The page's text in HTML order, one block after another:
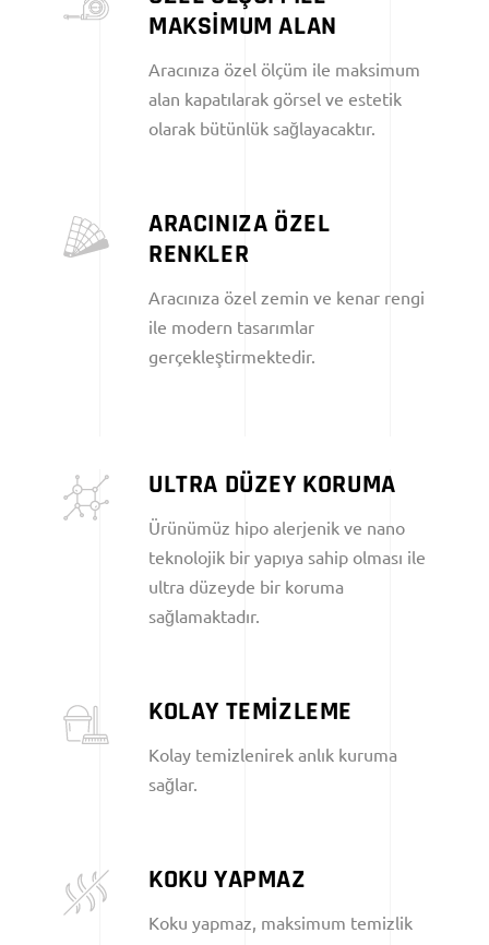
MAKSİMUM ALAN
Aracınıza özel ölçüm ile maksimum
alan kapatılarak görsel ve estetik
olarak bütünlük sağlayacaktır.
ARACINIZA ÖZEL
RENKLER
Aracınıza özel zemin ve kenar rengi
ile modern tasarımlar
gerçekleştirmektedir.
ULTRA DÜZEY KORUMA
Ürünümüz hipo alerjenik ve nano
teknolojik bir yapıya sahip olması ile
ultra düzeyde bir koruma
sağlamaktadır.
KOLAY TEMİZLEME
Kolay temizlenirek anlık kuruma
sağlar.
KOKU YAPMAZ
Koku yapmaz, maksimum temizlik